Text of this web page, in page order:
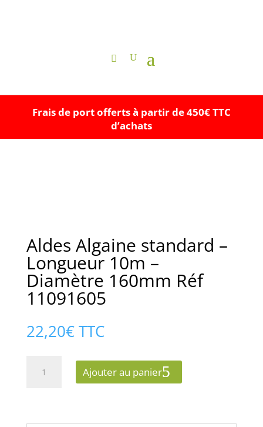
Frais de port offerts à partir de 450€ TTC
d’achats
Aldes Algaine standard –
Longueur 10m –
Diamètre 160mm Réf
11091605
22,20€ TTC
Ajouter au panier